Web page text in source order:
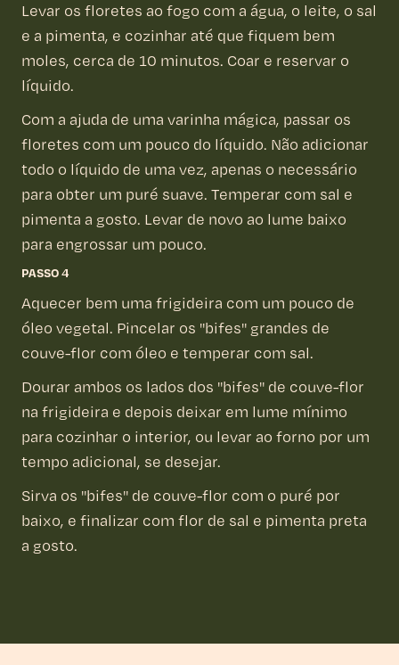
Levar os floretes ao fogo com a água, o leite, o sal
e a pimenta, e cozinhar até que fiquem bem
moles, cerca de 10 minutos. Coar e reservar o
líquido.
Com a ajuda de uma varinha mágica, passar os
floretes com um pouco do líquido. Não adicionar
todo o líquido de uma vez, apenas o necessário
para obter um puré suave. Temperar com sal e
pimenta a gosto. Levar de novo ao lume baixo
para engrossar um pouco.
PASSO 4
Aquecer bem uma frigideira com um pouco de
óleo vegetal. Pincelar os "bifes" grandes de
couve-flor com óleo e temperar com sal.
Dourar ambos os lados dos "bifes" de couve-flor
na frigideira e depois deixar em lume mínimo
para cozinhar o interior, ou levar ao forno por um
tempo adicional, se desejar.
Sirva os "bifes" de couve-flor com o puré por
baixo, e finalizar com flor de sal e pimenta preta
a gosto.